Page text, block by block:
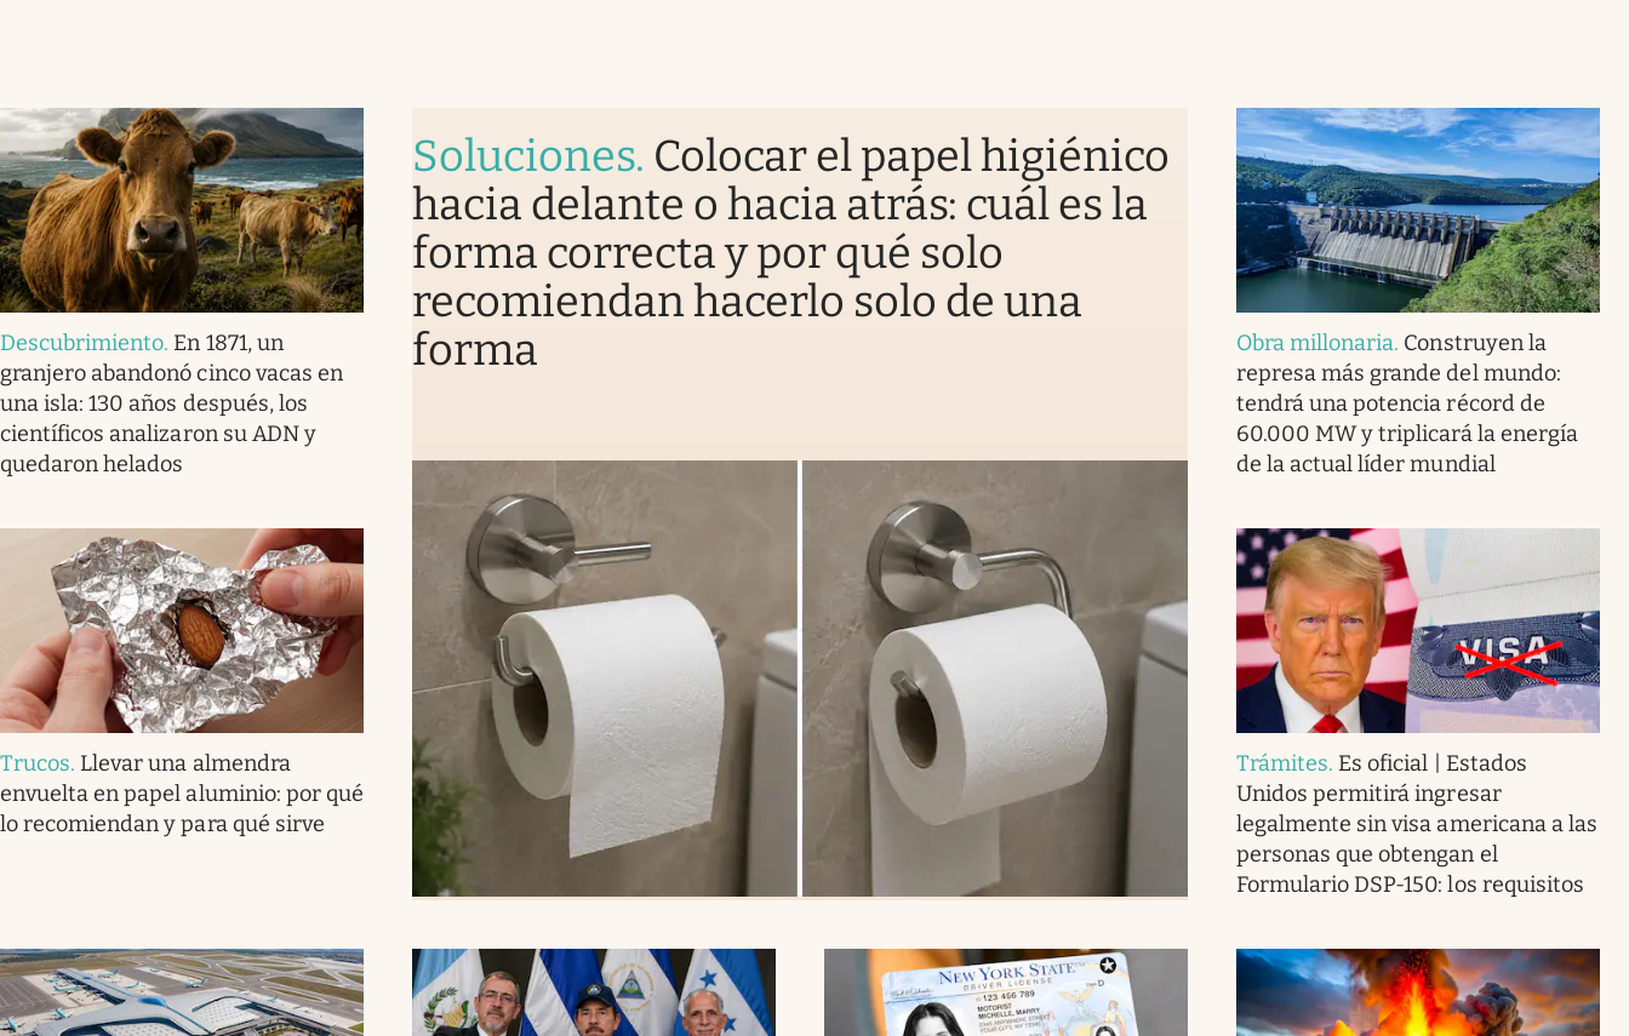
Descubrimiento. En 1871, un
granjero abandonó cinco vacas en
una isla: 130 años después, los
científicos analizaron su ADN y
quedaron helados
Soluciones. Colocar el papel higiénico
hacia delante o hacia atrás: cuál es la
forma correcta y por qué solo
recomiendan hacerlo solo de una
forma
Obra millonaria. Construyen la
represa más grande del mundo:
tendrá una potencia récord de
60.000 MW y triplicará la energía
de la actual líder mundial
Trucos. Llevar una almendra
envuelta en papel aluminio: por qué
lo recomiendan y para qué sirve
Trámites. Es oficial | Estados
Unidos permitirá ingresar
legalmente sin visa americana a las
personas que obtengan el
Formulario DSP-150: los requisitos